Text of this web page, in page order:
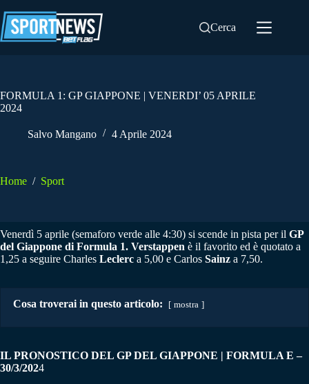
al
contenuto
Cerca
FORMULA 1: GP GIAPPONE | VENERDI’ 05 APRILE
2024
Salvo Mangano 4 Aprile 2024
Home / Sport
Venerdì 5 aprile (semaforo verde alle 4:30) si scende in pista per il GP
del Giappone di Formula 1. Verstappen è il favorito ed è quotato a
1,25 a seguire Charles Leclerc a 5,00 e Carlos Sainz a 7,50.
Cosa troverai in questo articolo: mostra
IL PRONOSTICO DEL GP DEL GIAPPONE | FORMULA E –
30/3/2024